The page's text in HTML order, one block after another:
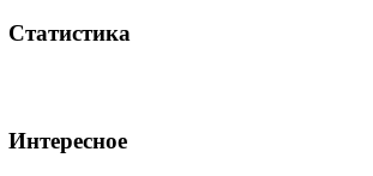
Статистика
Интересное